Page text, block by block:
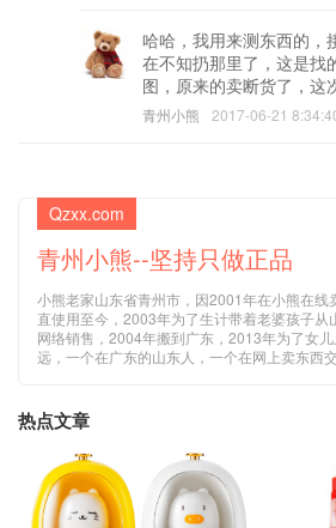
哈哈，我用来测东西的，
在不知扔那里了，这是找
图，原来的卖断货了，这
青州小熊 2017-06-21
Qzxx.com
青州小熊--坚持只做正品
小熊老家山东省青州市，因2001年在小熊在线
直使用至今，2003年为了生计带着老婆孩子从
网络销售，2004年搬到广东，2013年为了女
远，一个在广东的山东人，一个在网上卖东西
热点文章